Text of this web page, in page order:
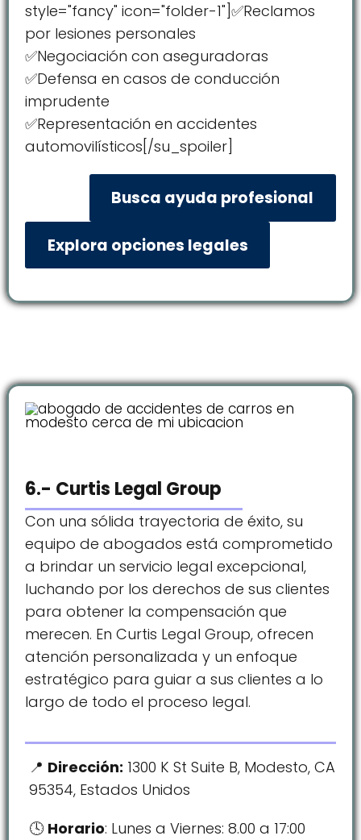
style="fancy" icon="folder-1"]✅Reclamos
por lesiones personales
✅Negociación con aseguradoras
✅Defensa en casos de conducción
imprudente
✅Representación en accidentes
automovilísticos[/su_spoiler]
Busca ayuda profesional
Explora opciones legales
6.- Curtis Legal Group
Con una sólida trayectoria de éxito, su
equipo de abogados está comprometido
a brindar un servicio legal excepcional,
luchando por los derechos de sus clientes
para obtener la compensación que
merecen. En Curtis Legal Group, ofrecen
atención personalizada y un enfoque
estratégico para guiar a sus clientes a lo
largo de todo el proceso legal.
Dirección: 1300 K St Suite B, Modesto, CA
95354, Estados Unidos
Horario: Lunes a Viernes: 8.00 a 17:00